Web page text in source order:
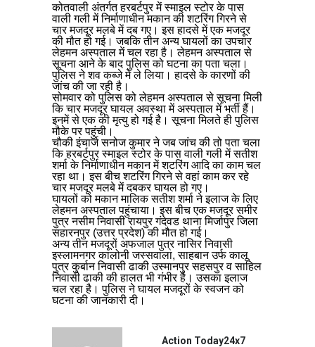
कोतवाली अंतर्गत हरबर्टपुर में स्माइल स्टोर के पास
वाली गली में निर्माणाधीन मकान की शटरिंग गिरने से
चार मजदूर मलबे में दब गए। इस हादसे में एक मजदूर
की मौत हो गई। जबकि तीन अन्य घायलों का उपचार
लेहमन अस्पताल में चल रहा है। लेहमन अस्पताल से
सूचना आने के बाद पुलिस को घटना का पता चला।
पुलिस ने शव कब्जे में ले लिया। हादसे के कारणों की
जांच की जा रही है।
सोमवार को पुलिस को लेहमन अस्पताल से सूचना मिली
कि चार मजदूर घायल अवस्था में अस्पताल में भर्ती हैं।
इनमें से एक की मृत्यु हो गई है। सूचना मिलते ही पुलिस
मौके पर पहुंची।
चौकी इंचार्ज सनोज कुमार ने जब जांच की तो पता चला
कि हरबर्टपुर स्माइल स्टोर के पास वाली गली में सतीश
शर्मा के निर्माणाधीन मकान में शटरिंग आदि का काम चल
रहा था। इस बीच शटरिंग गिरने से वहां काम कर रहे
चार मजदूर मलबे में दबकर घायल हो गए।
घायलों को मकान मालिक सतीश शर्मा ने इलाज के लिए
लेहमन अस्पताल पहुंचाया। इस बीच एक मजदूर समीर
पुत्र नसीम निवासी रायपुर गंदेवड थाना मिर्जापुर जिला
सहारनपुर (उत्तर प्रदेश) की मौत हो गई।
अन्य तीन मजदूरों अफजाल पुत्र नासिर निवासी
इस्लामनगर कालोनी जस्सवाला, साहबान उर्फ कालू
पुत्र कुर्बान निवासी ढाकी उस्मानपुर सहसपुर व साहिल
निवासी ढाकी की हालत भी गंभीर है। उसका इलाज
चल रहा है। पुलिस ने घायल मजदूरों के स्वजन को
घटना की जानकारी दी।
Action Today24x7